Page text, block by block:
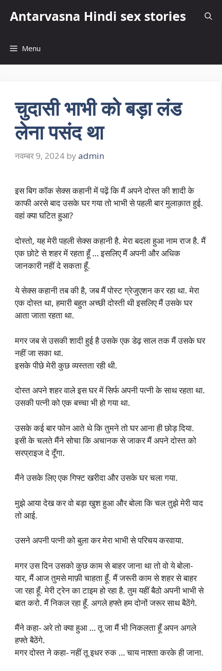
Antarvasna Hindi sex stories
Menu
चुदासी भाभी को बड़ा लंड
लेना पसंद था
नवम्बर 9, 2024 by admin
इस बिग कॉक सेक्स कहानी में पढ़ें कि मैं अपने दोस्त की शादी के
काफी अरसे बाद उसके घर गया तो भाभी से पहली बार मुलाक़ात हुई.
वहां क्या घटित हुआ?
दोस्तो, यह मेरी पहली सेक्स कहानी है. मेरा बदला हुआ नाम राज है. मैं
एक छोटे से शहर में रहता हूँ … इसलिए मैं अपनी और अधिक
जानकारी नहीं दे सकता हूँ.
ये सेक्स कहानी तब की है, जब मैं पोस्ट ग्रेजुएशन कर रहा था. मेरा
एक दोस्त था, हमारी बहुत अच्छी दोस्ती थी इसलिए मैं उसके घर
आता जाता रहता था.
मगर जब से उसकी शादी हुई है उसके एक डेढ़ साल तक मैं उसके घर
नहीं जा सका था.
इसके पीछे मेरी कुछ व्यस्तता रही थी.
दोस्त अपने शहर वाले इस घर में सिर्फ अपनी पत्नी के साथ रहता था.
उसकी पत्नी को एक बच्चा भी हो गया था.
उसके कई बार फोन आते थे कि तुमने तो घर आना ही छोड़ दिया.
इसी के चलते मैंने सोचा कि अचानक से जाकर मैं अपने दोस्त को
सरप्राइज दे दूँगा.
मैंने उसके लिए एक गिफ्ट खरीदा और उसके घर चला गया.
मुझे आया देख कर वो बड़ा खुश हुआ और बोला कि चल तुझे मेरी याद
तो आई.
उसने अपनी पत्नी को बुला कर मेरा भाभी से परिचय करवाया.
मगर उस दिन उसको कुछ काम से बाहर जाना था तो वो ये बोला-
यार, मैं आज तुमसे माफ़ी चाहता हूँ. मैं जरूरी काम से शहर से बाहर
जा रहा हूँ. मेरी ट्रेन का टाइम हो रहा है. तुम यहीं बैठो अपनी भाभी से
बात करो. मैं निकल रहा हूँ. अगले हफ्ते हम दोनों जरूर साथ बैठेंगे.
मैंने कहा- अरे तो क्या हुआ … तू जा मैं भी निकलता हूँ अपन अगले
हफ्ते बैठेंगे.
मगर दोस्त ने कहा- नहीं तू इधर रुक … चाय नाश्ता करके ही जाना.